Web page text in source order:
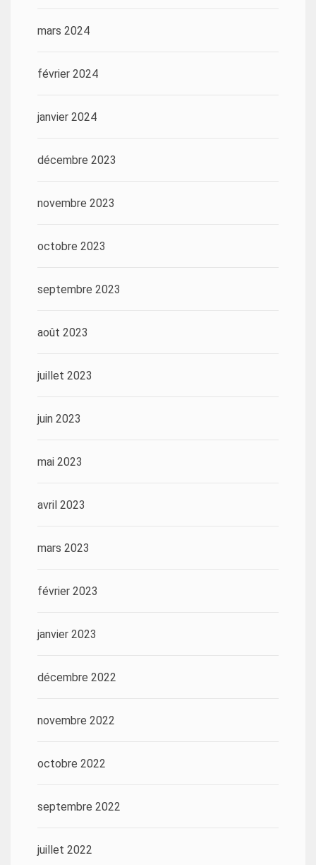
mars 2024
février 2024
janvier 2024
décembre 2023
novembre 2023
octobre 2023
septembre 2023
août 2023
juillet 2023
juin 2023
mai 2023
avril 2023
mars 2023
février 2023
janvier 2023
décembre 2022
novembre 2022
octobre 2022
septembre 2022
juillet 2022